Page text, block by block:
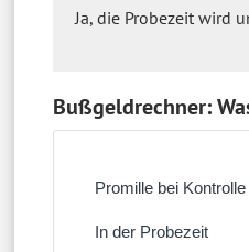
Ja, die Probezeit wird
Bußgeldrechner: